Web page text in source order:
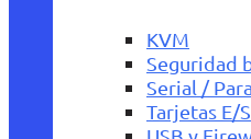
KVM
Seguridad
Serial /
Tarjetas E/S